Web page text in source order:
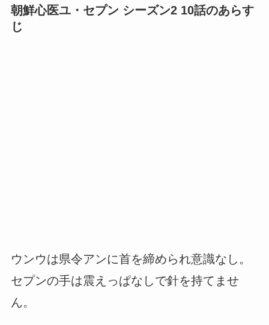
朝鮮心医ユ・セプン シーズン2 10話のあらす
じ
ウンウは県令アンに首を締められ意識なし。
セプンの手は震えっぱなしで針を持てませ
ん。